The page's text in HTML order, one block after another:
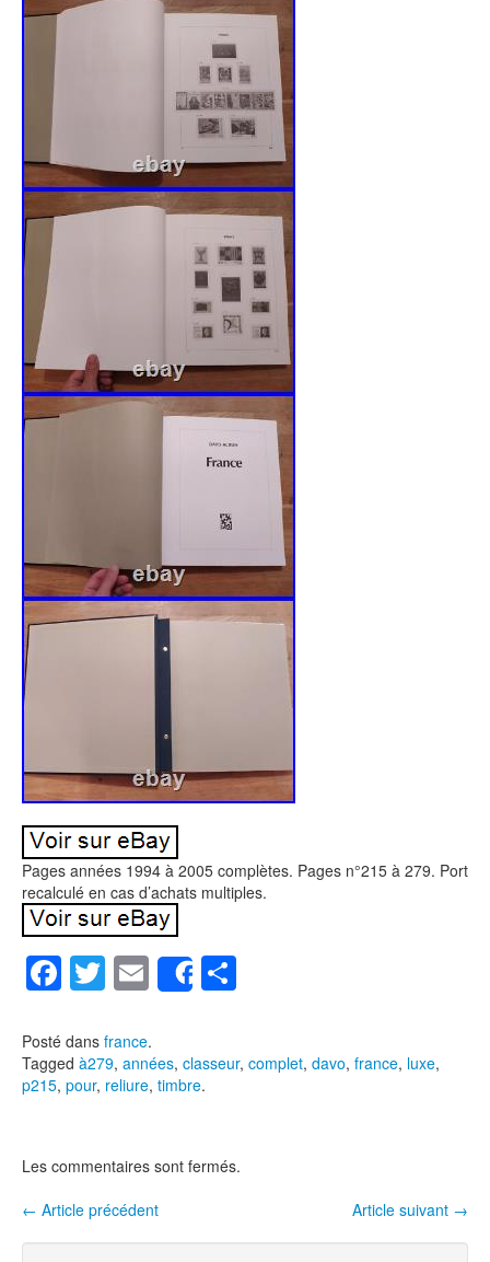
Pages années 1994 à 2005 complètes. Pages n°215 à 279. Port
recalculé en cas d’achats multiples.
F
c
e
o
k
T
tt
er
E
m
ail
Share
g
Posté dans france.
Tagged à279, années, classeur, complet, davo, france, luxe,
p215, pour, reliure, timbre.
Les commentaires sont fermés.
Navigation entre les articles
Article suivant →
← Article précédent